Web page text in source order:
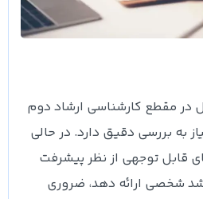
در مقطع کارشناسی ارشاد دوم
به بررسی دقیق دارد. در حالی
قابل توجهی از نظر پیشرفت
شخصی ارائه دهد، ضروری